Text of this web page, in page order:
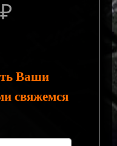
Ваши
свяжемся